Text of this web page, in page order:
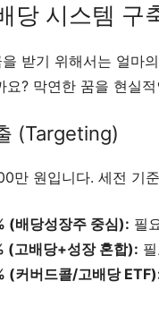
당 시스템 구
받기 위해서는 얼마
요? 막연한 꿈을 현실
(Targeting)
만 원입니다. 세전 기
(배당성장주 중심): 필
(고배당+성장 혼합):
(커버드콜/고배당